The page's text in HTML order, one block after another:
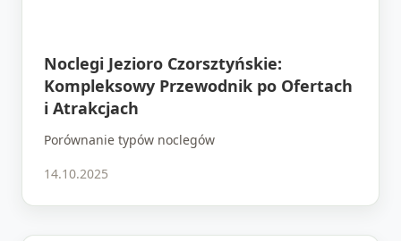
Noclegi Jezioro Czorsztyńskie:
Kompleksowy Przewodnik po Ofertach
i Atrakcjach
Porównanie typów noclegów
14.10.2025